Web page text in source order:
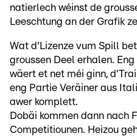
natierlech wéinst de
Leeschtung an der Grafik
Wat d'Lizenze vum Spill
groussen Deel erhalen.
wäert et net méi ginn,
eng Partie Veräiner aus
awer komplett.
Dobäi kommen dann nach
Competitiounen. Heizou